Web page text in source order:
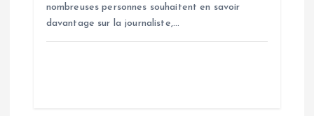
nombreuses personnes souhaitent en savoir
davantage sur la journaliste,…